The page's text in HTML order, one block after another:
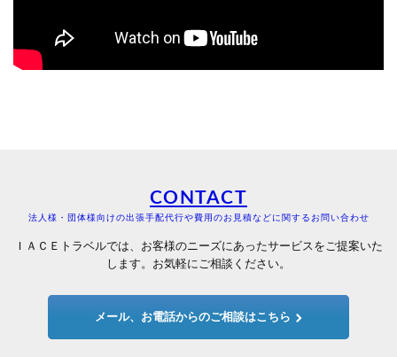
CONTACT
法人様・団体様向けの出張手配代行や費用のお見積などに関するお問い合わせ
ＩＡＣＥトラベルでは、お客様のニーズにあったサービスをご提案いた
します。お気軽にご相談ください。
メール、お電話からのご相談はこちら